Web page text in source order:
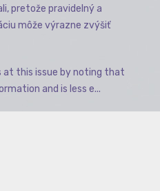
pretože pravidelný a
môže výrazne zvýšiť
at this issue by noting that
and is less e...